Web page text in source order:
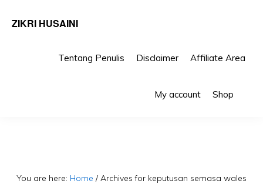
ZIKRI HUSAINI
Tentang Penulis Disclaimer Affiliate Area
My account Shop
You are here: Home / Archives for keputusan semasa wales